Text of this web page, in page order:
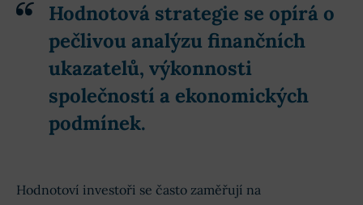
Hodnotová strategie se opírá o
pečlivou analýzu finančních
ukazatelů, výkonnosti
společností a ekonomických
podmínek.
Hodnotoví investoři se často zaměřují na